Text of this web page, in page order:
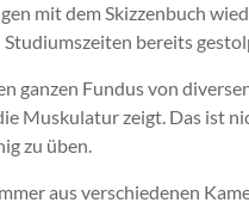
mit dem Skizzenbuch
bereits
ganzen Fundus von
Muskulatur zeigt. Das ist
zu üben.
aus verschiedenen